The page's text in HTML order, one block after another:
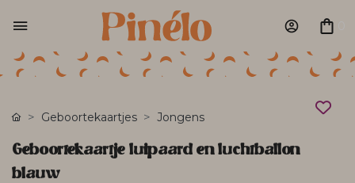
Geboortekaartjes Jongens
Geboortekaartje luipaard en luchtballon
blauw